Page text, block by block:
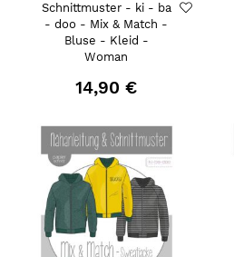
Schnittmuster - ki - ba
- doo - Mix & Match -
Bluse - Kleid -
Woman
14,90 €